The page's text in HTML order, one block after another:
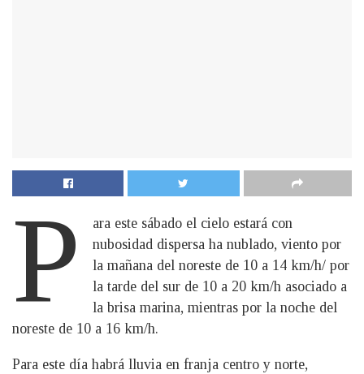
P
ara este sábado el cielo estará con
nubosidad dispersa ha nublado, viento por
la mañana del noreste de 10 a 14 km/h/ por
la tarde del sur de 10 a 20 km/h asociado a
la brisa marina, mientras por la noche del
noreste de 10 a 16 km/h.
Para este día habrá lluvia en franja centro y norte,